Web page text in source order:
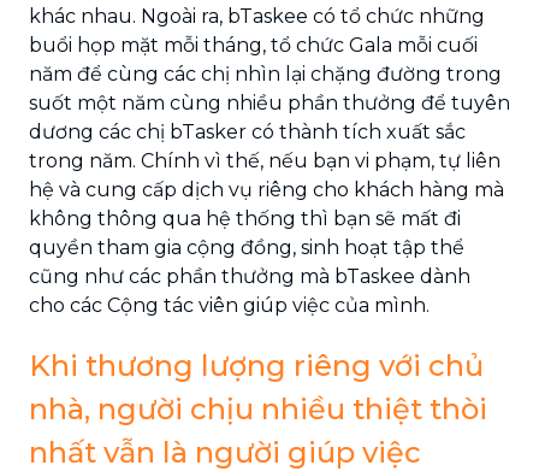
khác nhau. Ngoài ra, bTaskee có tổ chức những
buổi họp mặt mỗi tháng, tổ chức Gala mỗi cuối
năm để cùng các chị nhìn lại chặng đường trong
suốt một năm cùng nhiều phần thưởng để tuyên
dương các chị bTasker có thành tích xuất sắc
trong năm. Chính vì thế, nếu bạn vi phạm, tự liên
hệ và cung cấp dịch vụ riêng cho khách hàng mà
không thông qua hệ thống thì bạn sẽ mất đi
quyền tham gia cộng đồng, sinh hoạt tập thể
cũng như các phần thưởng mà bTaskee dành
cho các Cộng tác viên giúp việc của mình.
Khi thương lượng riêng với chủ
nhà, người chịu nhiều thiệt thòi
nhất vẫn là người giúp việc